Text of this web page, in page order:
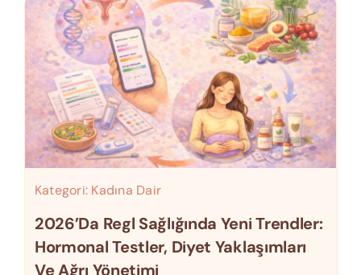
Kategori: Kadına Dair
2026’da Regl Sağlığında Yeni Trendler:
Hormonal Testler, Diyet Yaklaşımları
Ve Ağrı Yönetimi